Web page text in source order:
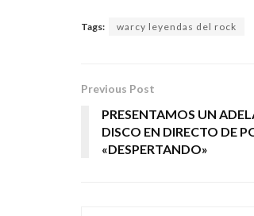
Tags: warcy leyendas del rock
Previous Post
PRESENTAMOS UN
DISCO EN DIRECTO DE
«DESPERTANDO»